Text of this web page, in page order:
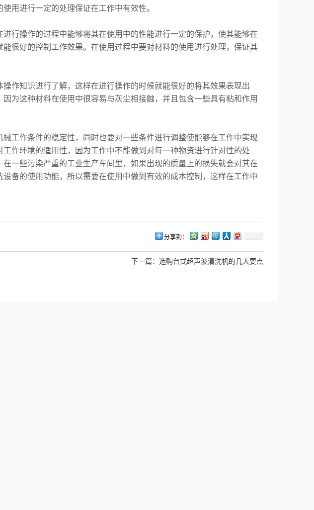
用进行一定的处理保证在工作中有效性。
操作的过程中能够将其在使用中的性能进行一定的保护，使其能够在
很好的控制工作效果。在使用过程中要对材料的使用进行处理，保证其
知识进行了解，这样在进行操作的时候就能很好的将其效果表现出
为这种材料在使用中很容易与灰尘相接触，并且包含一些具有粘和作用
作条件的稳定性，同时也要对一些条件进行调整使能够在工作中实现
作环境的适用性，因为工作中不能做到对每一种物资进行针对性的处
一些污染严重的工业生产车间里，如果出现的质量上的损失就会对其在
备的使用功能，所以需要在使用中做到有效的成本控制，这样在工作中
分享到：
下一篇： 选购台式超声波清洗机的几大要点